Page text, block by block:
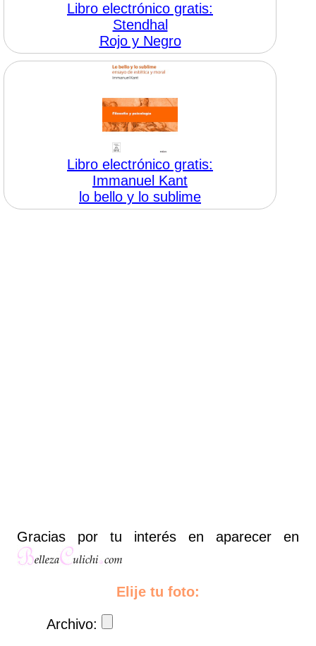
Libro electrónico gratis:
Stendhal
Rojo y Negro
Libro electrónico gratis:
Immanuel Kant
lo bello y lo sublime
Gracias por tu interés en aparecer en
Elije tu foto:
Archivo: